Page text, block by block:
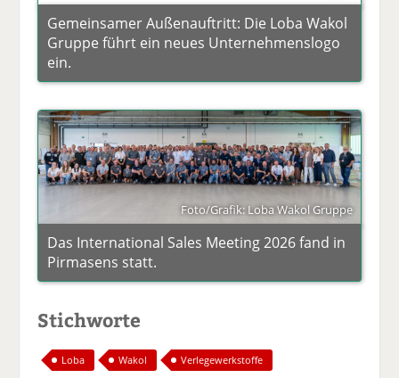
Gemeinsamer Außenauftritt: Die Loba Wakol
Gruppe führt ein neues Unternehmenslogo
ein.
Foto/Grafik: Loba Wakol Gruppe
Das International Sales Meeting 2026 fand in
Pirmasens statt.
Stichworte
Loba Wakol Verlegewerkstoffe